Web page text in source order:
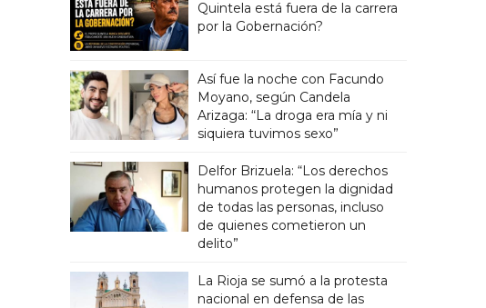
Quintela está fuera de la carrera
por la Gobernación?
Así fue la noche con Facundo
Moyano, según Candela
Arizaga: “La droga era mía y ni
siquiera tuvimos sexo”
Delfor Brizuela: “Los derechos
humanos protegen la dignidad
de todas las personas, incluso
de quienes cometieron un
delito”
La Rioja se sumó a la protesta
nacional en defensa de las